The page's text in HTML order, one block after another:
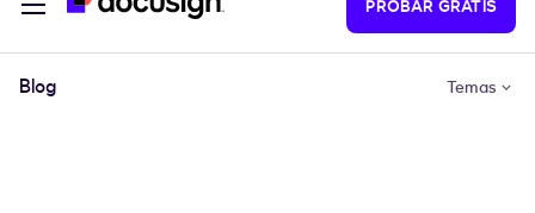
PROBAR GRATIS
Blog Temas